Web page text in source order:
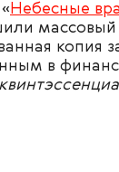
Небесные
массовый
копия
в